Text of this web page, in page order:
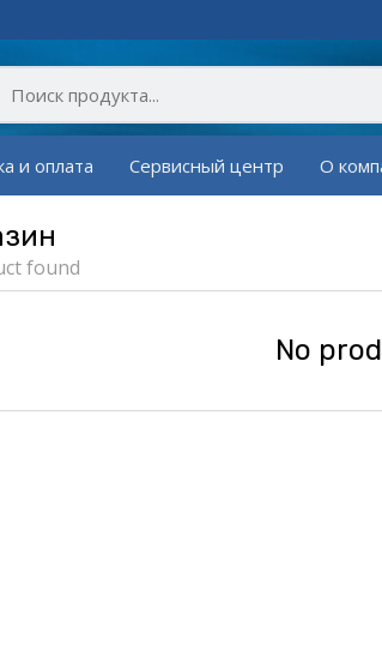
и оплата Сервисный центр О
found
No